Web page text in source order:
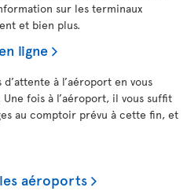
sur les terminaux
et bien plus.
ligne
à l’aéroport en vous
fois à l’aéroport, il vous suffit
au comptoir prévu à cette fin, et
aéroports